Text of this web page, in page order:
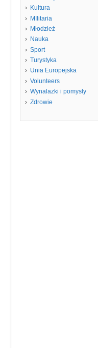
Kultura
MIlitaria
Młodzież
Nauka
Sport
Turystyka
Unia Europejska
Volunteers
Wynalazki i pomysły
Zdrowie